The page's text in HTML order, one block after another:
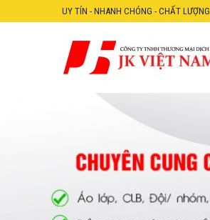
UY TÍN - NHANH CHÓNG - CHẤT LƯỢNG